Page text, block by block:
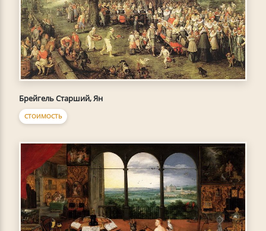
Брейгель Старший, Ян
СТОИМОСТЬ